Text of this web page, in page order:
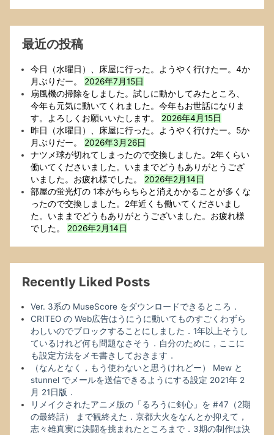
最近の投稿
今日（水曜日）、床屋に行った。ようやく行けたー。4か
月ぶりだー。
2026年7月15日
扇風機の掃除をしました。試しに動かしてみたところ、
今年も元気に動いてくれました。今年もお世話になりま
す。よろしくお願いいたします。
2026年4月15日
昨日（水曜日）、床屋に行った。ようやく行けたー。5か
月ぶりだー。
2026年3月26日
ナツメ球が切れてしまったので交換しました。2年くらい
働いてくださいました。いままでどうもありがとうござ
いました。お疲れ様でした。
2026年2月14日
部屋の蛍光灯の 1本がちらちらと消えかかることが多くな
ったので交換しました。2年近くも働いてくださいまし
た。いままでどうもありがとうございました。お疲れ様
でした。
2026年2月14日
Recently Liked Posts
Ver. 3系の MuseScore をダウンロードできるところ．
CRITEO の Web広告はうにうに動いてものすごくわずら
わしいのでブロックすることにしました．1年以上そうし
ているけれど何も問題なさそう．自分のために，ここに
も設定方法をメモ書きしておきます．
（なんとなく，もう使わないと思うけれどー） Mew と
stunnel でメールを送信できるようにする設定 2021年 2
月 21日版．
リメイクされたアニメ版の「るろうに剣心」を #47（2期
の最終話） まで観終えた．京都大火をなんとか抑えて，
志々雄真実に決闘を挑まれたところまで．3期の制作は決